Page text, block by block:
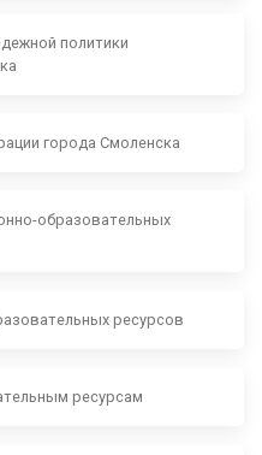
политики
города Смоленска
образовательных
ресурсов
ресурсам